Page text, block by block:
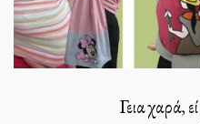
Γεια χαρά,